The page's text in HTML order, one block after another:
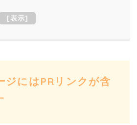
[表示]
ジにはPRリンクが含